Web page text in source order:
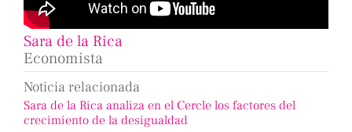
Sara de la Rica
Economista
Noticia relacionada
Sara de la Rica analiza en el Cercle los factores del
crecimiento de la desigualdad